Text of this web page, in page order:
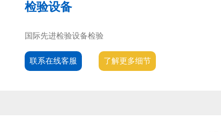
检验设备
国际先进检验设备检验
联系在线客服 了解更多细节